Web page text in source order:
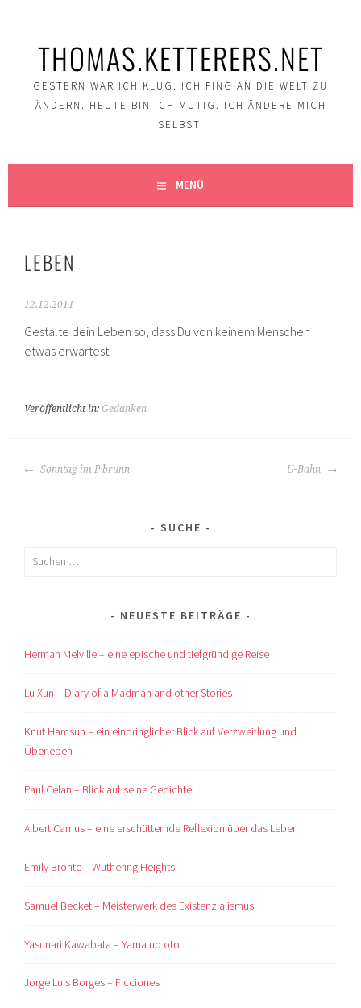
THOMAS.KETTERERS.NET
GESTERN WAR ICH KLUG. ICH FING AN DIE WELT ZU
ÄNDERN. HEUTE BIN ICH MUTIG. ICH ÄNDERE MICH
SELBST.
MENÜ
LEBEN
12.12.2011
Gestalte dein Leben so, dass Du von keinem Menschen
etwas erwartest.
Veröffentlicht in:Gedanken
BEITRAGS-
Sonntag im P’brunn U-Bahn
SUCHE
Suchen
NEUESTE BEITRÄGE
Herman Melville – eine epische und tiefgründige Reise
Lu Xun – Diary of a Madman and other Stories
Knut Hamsun – ein eindringlicher Blick auf Verzweiflung und
Überleben
Paul Celan – Blick auf seine Gedichte
Albert Camus – eine erschütternde Reflexion über das Leben
Emily Brontë – Wuthering Heights
Samuel Becket – Meisterwerk des Existenzialismus
Yasunari Kawabata – Yama no oto
Jorge Luis Borges – Ficciones